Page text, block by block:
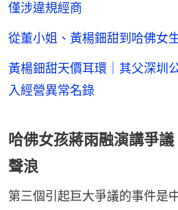
僅涉違規經商
從董小姐、黃楊鈿甜到哈佛女
黃楊鈿甜天價耳環｜其父深圳
入經營異常名錄
哈佛女孩蔣雨融演講爭
聲浪
第三個引起巨大爭議的事件是